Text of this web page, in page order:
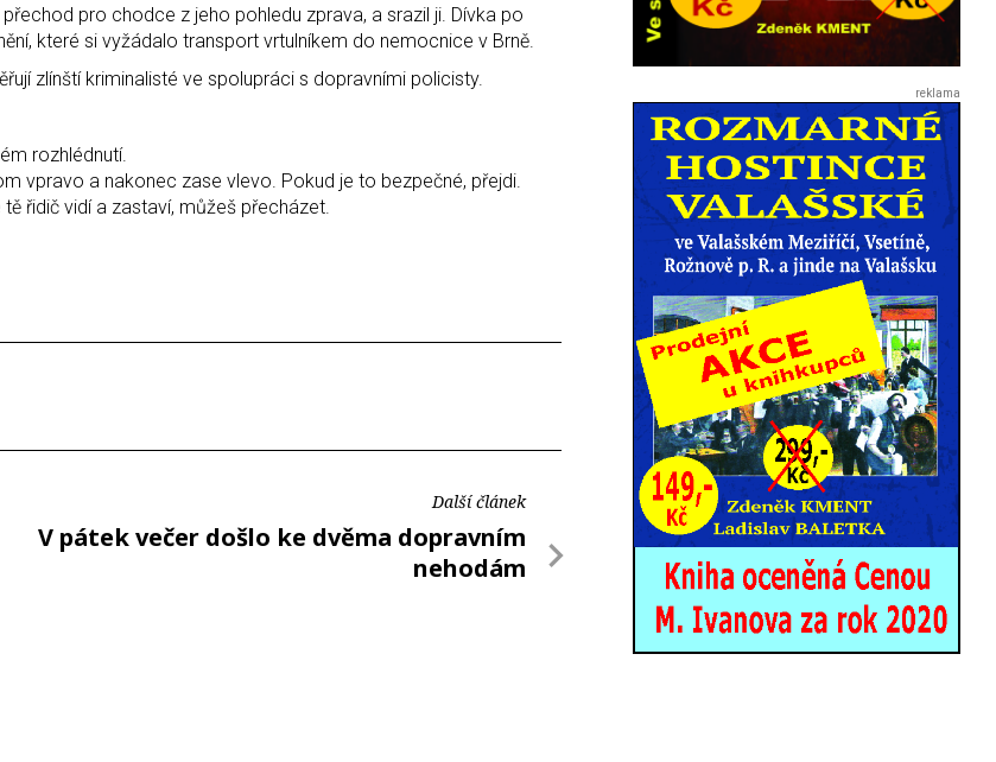
pro chodce z jeho pohledu zprava, a srazil ji. Dívka po
které si vyžádalo transport vrtulníkem do nemocnice v Brně.
zlínští kriminalisté ve spolupráci s dopravními policisty.
rozhlédnutí.
vpravo a nakonec zase vlevo. Pokud je to bezpečné, přejdi.
řidič vidí a zastaví, můžeš přecházet.
Další článek
V pátek večer došlo ke dvěma dopravním
nehodám